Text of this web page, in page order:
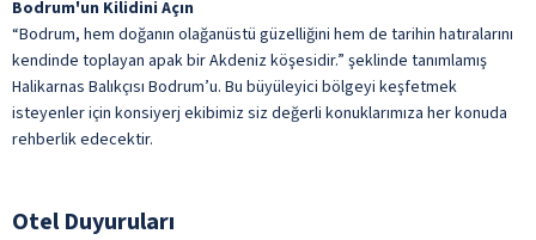
Bodrum'un Kilidini Açın
“Bodrum, hem doğanın olağanüstü güzelliğini hem de tarihin hatıralarını
kendinde toplayan apak bir Akdeniz köşesidir.” şeklinde tanımlamış
Halikarnas Balıkçısı Bodrum’u. Bu büyüleyici bölgeyi keşfetmek
isteyenler için konsiyerj ekibimiz siz değerli konuklarımıza her konuda
rehberlik edecektir.
Otel Duyuruları